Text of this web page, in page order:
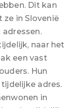
Dit kan
in Slovenië
adressen.
naar het
een vast
Hun
adres.
in